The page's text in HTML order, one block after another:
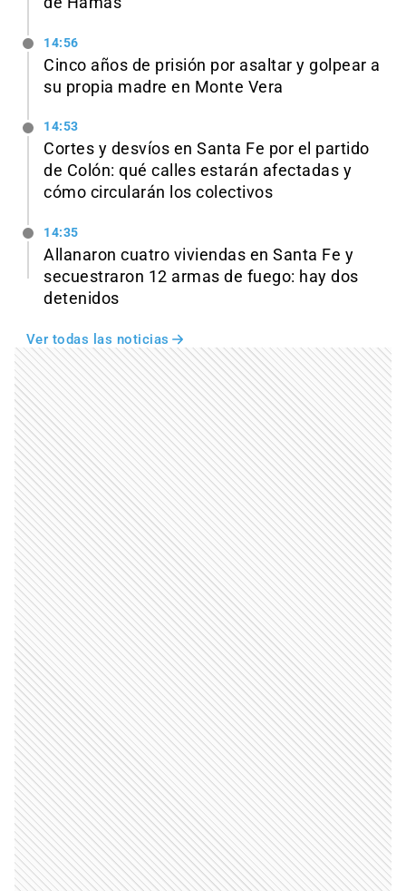
14:56
Cinco años de prisión por asaltar y golpear a
su propia madre en Monte Vera
14:53
Cortes y desvíos en Santa Fe por el partido
de Colón: qué calles estarán afectadas y
cómo circularán los colectivos
14:35
Allanaron cuatro viviendas en Santa Fe y
secuestraron 12 armas de fuego: hay dos
detenidos
Ver todas las noticias